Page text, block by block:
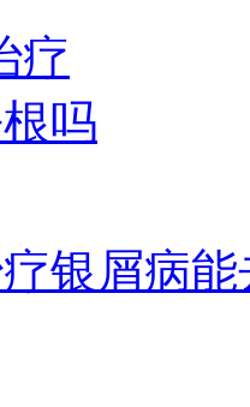
银屑病